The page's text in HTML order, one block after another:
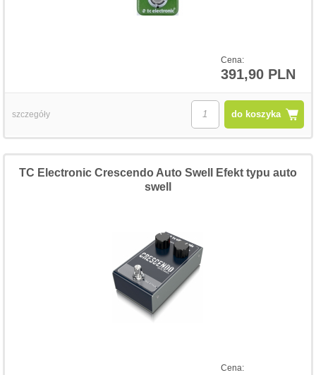
Cena:
391,90 PLN
do koszyka
szczegóły
Cena:
TC Electronic Crescendo Auto Swell Efekt typu auto
swell